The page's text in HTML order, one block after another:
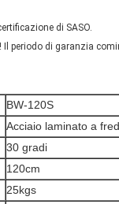
di SASO.
periodo di garanzia
BW-120S
Acciaio laminato a
30 gradi
120cm
25kgs